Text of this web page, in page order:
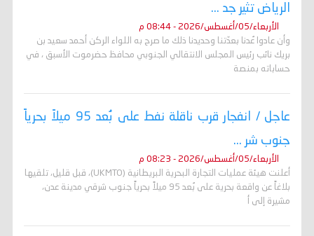
الرياض تثير جد ...
الأربعاء/05/أغسطس/2026 - 08:44 م
وأن عادوا عُدنا بعدّتنا وحديدنا ذلك ما صرح به اللواء الركن أحمد سعيد بن
بريك نائب رئيس المجلس الانتقالي الجنوبي محافظ حضرموت الأسبق ، في
حساباته بمنصة
عاجل / انفجار قرب ناقلة نفط على بُعد 95 ميلاً بحرياً
جنوب شر ...
الأربعاء/05/أغسطس/2026 - 08:23 م
أعلنت هيئة عمليات التجارة البحرية البريطانية (UKMTO)، قبل قليل، تلقيها
بلاغاً عن واقعة بحرية على بُعد 95 ميلاً بحرياً جنوب شرقي مدينة عدن،
مشيرة إلى أ